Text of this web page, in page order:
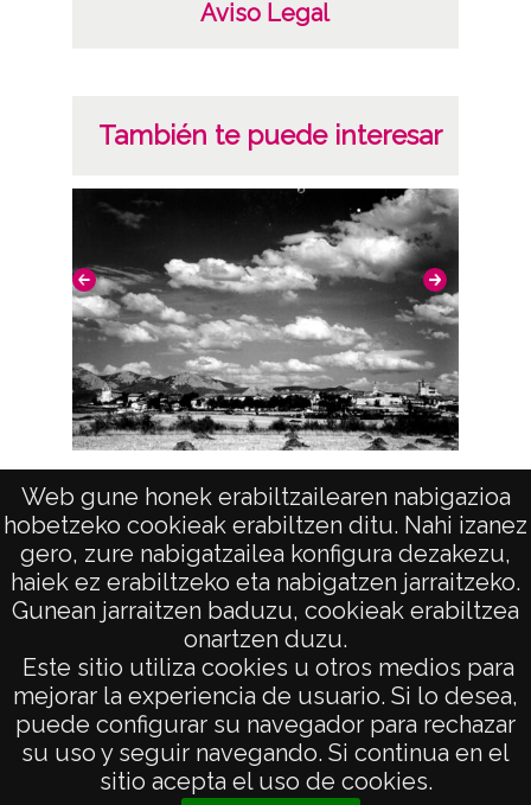
Web gune honek erabiltzailearen nabigazioa
hobetzeko cookieak erabiltzen ditu. Nahi izanez
gero, zure nabigatzailea konfigura dezakezu,
haiek ez erabiltzeko eta nabigatzen jarraitzeko.
Gunean jarraitzen baduzu, cookieak erabiltzea
onartzen duzu.
Este sitio utiliza cookies u otros medios para
mejorar la experiencia de usuario. Si lo desea,
puede configurar su navegador para rechazar
su uso y seguir navegando. Si continua en el
sitio acepta el uso de cookies.
Laminoria
Arraia / Maeztu / Maestu
Notas
Nº de identificación: 21267 Duplicado del
negativo: R. 225 B / F. 3 / N.32 Duplicado
del positivo: 10801;
Licencia de las imágenes
CC BY-NC-SA 4.0
Aviso Legal
También te puede interesar
Vista (AGURAIN/SALVATIERRA)
AVISO LEGAL
POLÍTICA DE PRIVACIDAD
ACCESIBILIDAD
ATENCIÓN CIUDADANA